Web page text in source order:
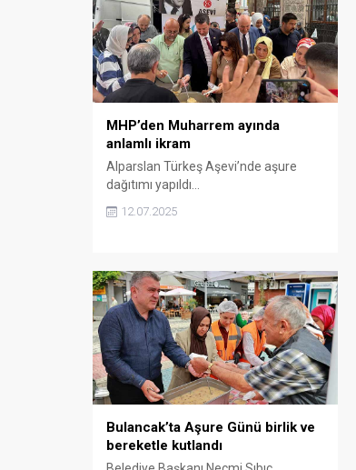
MHP’den Muharrem ayında
anlamlı ikram
Alparslan Türkeş Aşevi’nde aşure
dağıtımı yapıldı…
12.07.2025
Bulancak’ta Aşure Günü birlik ve
bereketle kutlandı